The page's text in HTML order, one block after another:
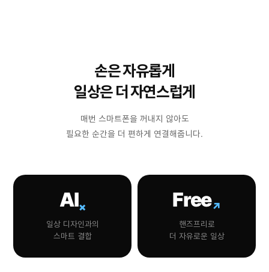
손은 자유롭게
일상은 더 자연스럽게
매번 스마트폰을 꺼내지 않아도
필요한 순간을 더 편하게 연결해줍니다.
AI×
일상 디자인과의
스마트 결합
Free↗
핸즈프리로
더 자유로운 일상